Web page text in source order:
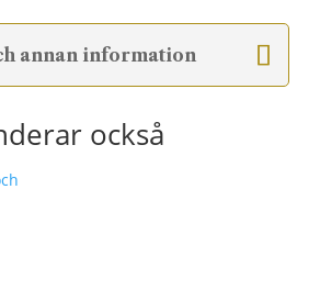
annan information
också